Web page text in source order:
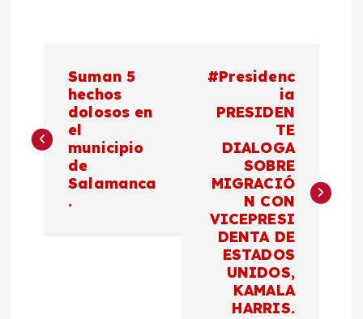
v
Suman 5
hechos
dolosos en
el
municipio
de
Salamanca
.
#Presidenc
ia
PRESIDEN
TE
DIALOGA
SOBRE
MIGRACIÓ
N CON
VICEPRESI
DENTA DE
ESTADOS
UNIDOS,
KAMALA
HARRIS.